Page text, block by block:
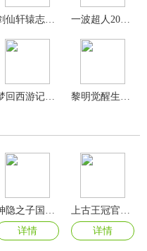
剑仙轩辕志手游最新版
梦回西游记手游官方版
详情
详情